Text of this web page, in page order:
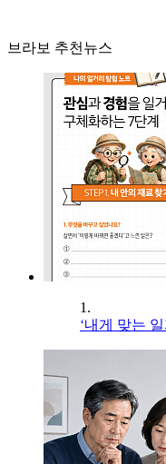
브라보 추천뉴스
1.
‘내게 맞는